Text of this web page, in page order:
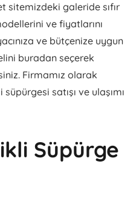
sitemizdeki galeride sıfır
ve fiyatlarını
ve bütçenize uygun
buradan seçerek
Firmamız olarak
satışı ve ulaşımı
Süpürge